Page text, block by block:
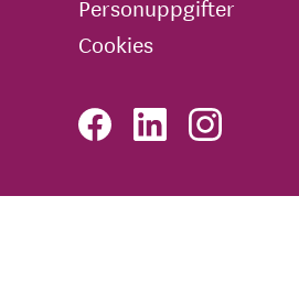
Personuppgifter
Cookies